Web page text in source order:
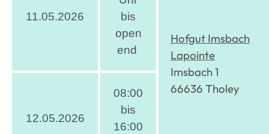
11.05.2026
bis
open
end
Hofgut Imsbach
Lapointe
Imsbach 1
66636 Tholey
12.05.2026
08:00
bis
16:00